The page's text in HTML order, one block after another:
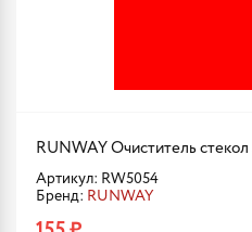
RUNWAY Очиститель
Артикул: RW5054
Бренд: RUNWAY